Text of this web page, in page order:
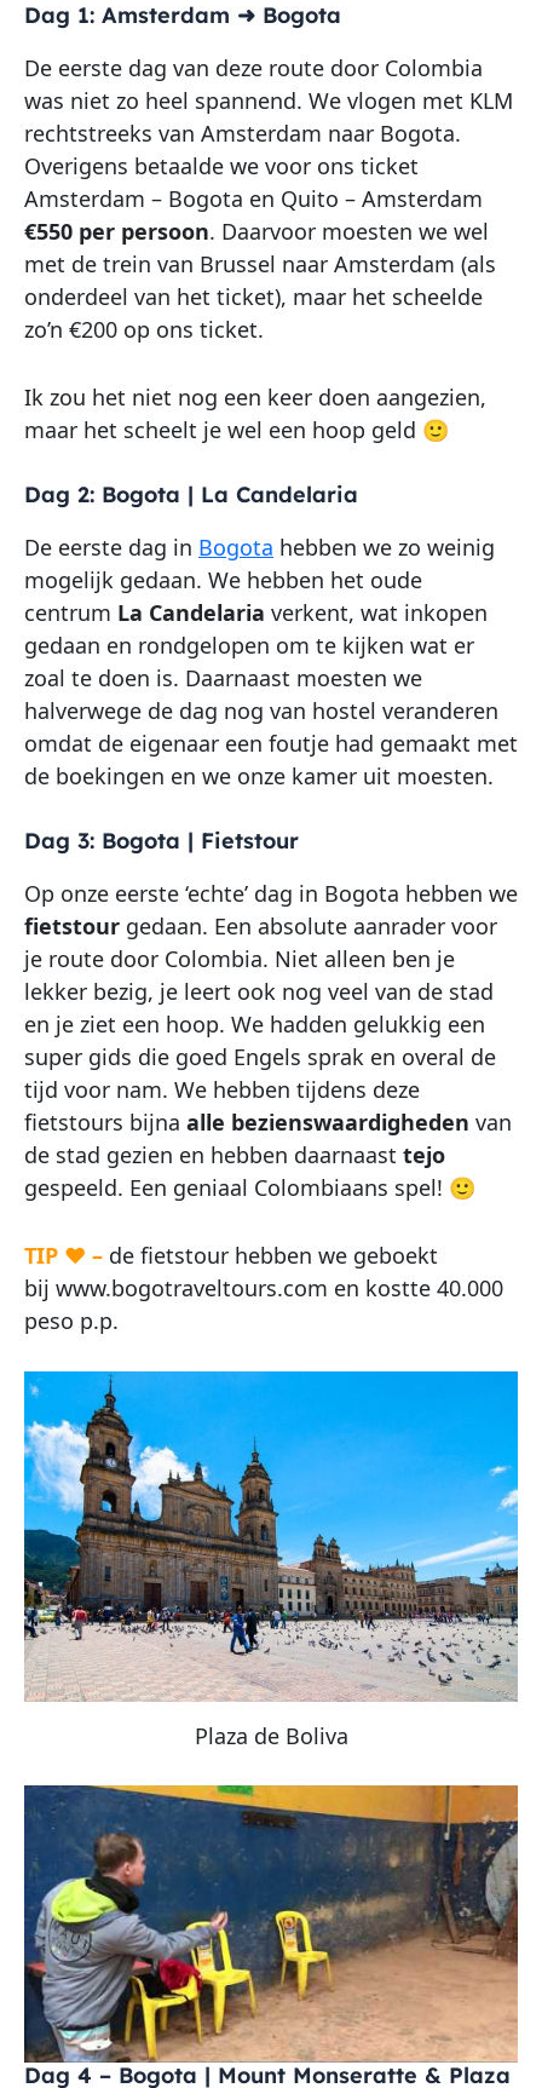
Dag 1: Amsterdam ➜ Bogota
De eerste dag van deze route door Colombia
was niet zo heel spannend. We vlogen met KLM
rechtstreeks van Amsterdam naar Bogota.
Overigens betaalde we voor ons ticket
Amsterdam – Bogota en Quito – Amsterdam
€550 per persoon. Daarvoor moesten we wel
met de trein van Brussel naar Amsterdam (als
onderdeel van het ticket), maar het scheelde
zo’n €200 op ons ticket.
Ik zou het niet nog een keer doen aangezien,
maar het scheelt je wel een hoop geld 🙂
Dag 2: Bogota | La Candelaria
De eerste dag in Bogota hebben we zo weinig
mogelijk gedaan. We hebben het oude
centrum La Candelaria verkent, wat inkopen
gedaan en rondgelopen om te kijken wat er
zoal te doen is. Daarnaast moesten we
halverwege de dag nog van hostel veranderen
omdat de eigenaar een foutje had gemaakt met
de boekingen en we onze kamer uit moesten.
Dag 3: Bogota | Fietstour
Op onze eerste ‘echte’ dag in Bogota hebben we
fietstour gedaan. Een absolute aanrader voor
je route door Colombia. Niet alleen ben je
lekker bezig, je leert ook nog veel van de stad
en je ziet een hoop. We hadden gelukkig een
super gids die goed Engels sprak en overal de
tijd voor nam. We hebben tijdens deze
fietstours bijna alle bezienswaardigheden van
de stad gezien en hebben daarnaast tejo
gespeeld. Een geniaal Colombiaans spel! 🙂
TIP ♥ – de fietstour hebben we geboekt
bij www.bogotraveltours.com en kostte 40.000
peso p.p.
Plaza de Boliva
Dag 4 – Bogota | Mount Monseratte & Plaza